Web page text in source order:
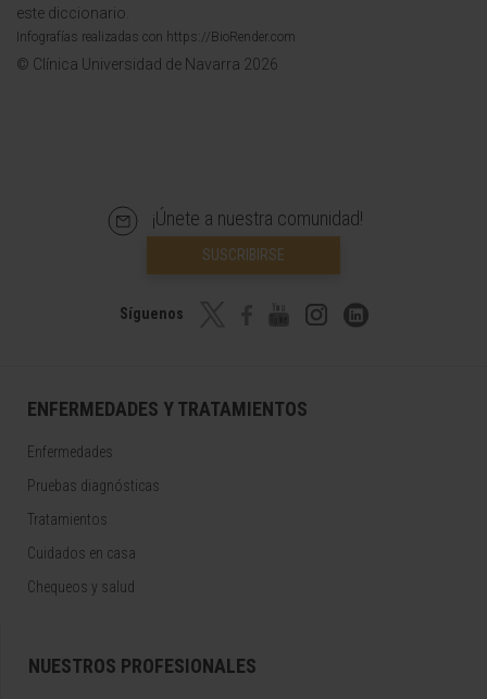
este diccionario.
Infografías realizadas con https://BioRender.com
© Clínica Universidad de Navarra 2026
¡Únete a nuestra comunidad!
SUSCRIBIRSE
Síguenos
ENFERMEDADES Y TRATAMIENTOS
Enfermedades
Pruebas diagnósticas
Tratamientos
Cuidados en casa
Chequeos y salud
NUESTROS PROFESIONALES